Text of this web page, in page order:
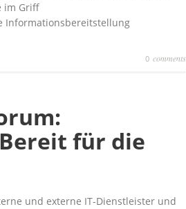
im Griff
Informationsbereitstellung
0comments
für die
und externe IT-Dienstleister und